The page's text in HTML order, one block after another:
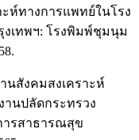
ห์ทางการแพทย์ในโรง
เทพฯ: โรงพิมพ์ชุมนุม
นสังคมสงเคราะห์
านปลัดกระทรวง
ารสาธารณสุข